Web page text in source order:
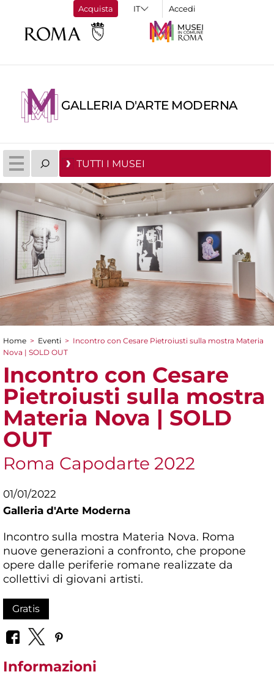
Acquista Accedi
GALLERIA D'ARTE MODERNA
TUTTI I MUSEI
Tu sei qui
Home > Eventi > Incontro con Cesare Pietroiusti sulla mostra Materia
Nova | SOLD OUT
Incontro con Cesare
Pietroiusti sulla mostra
Materia Nova | SOLD
OUT
Roma Capodarte 2022
01/01/2022
Galleria d'Arte Moderna
Incontro sulla mostra Materia Nova. Roma
nuove generazioni a confronto, che propone
opere dalle periferie romane realizzate da
collettivi di giovani artisti.
Gratis
Informazioni